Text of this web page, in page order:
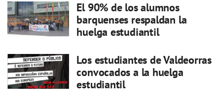
El 90% de los alumnos
barquenses respaldan la
huelga estudiantil
Los estudiantes de Valdeorras
convocados a la huelga
estudiantil